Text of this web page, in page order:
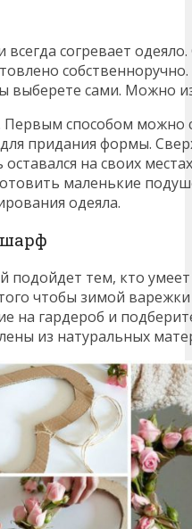
согревает
выберете сами. Можно
способом можно
придания формы.
на своих
маленькие
одеяла.
подойдет тем, кто
чтобы зимой
на гардероб и
из натуральных